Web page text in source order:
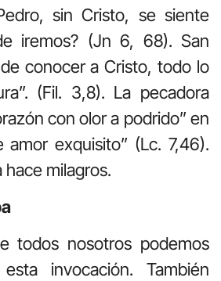
sin Cristo, se siente
iremos? (Jn 6, 68). San
conocer a Cristo, todo lo
(Fil. 3,8). La pecadora
con olor a podrido” en
amor exquisito” (Lc. 7,46).
milagros.
todos nosotros podemos
invocación. También